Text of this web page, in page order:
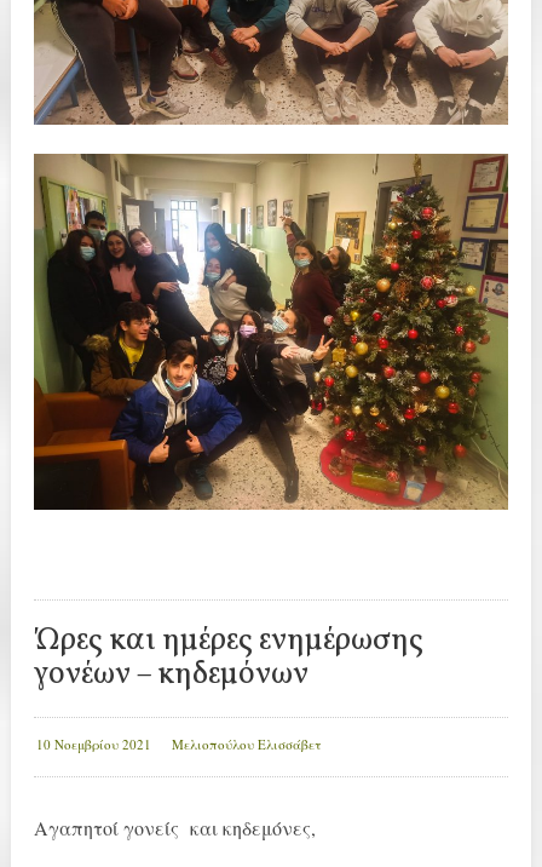
Ώρες και ημέρες ενημέρωσης
γονέων – κηδεμόνων
10 Νοεμβρίου 2021 Μελιοπούλου Ελισσάβετ
Αγαπητοί γονείς και κηδεμόνες,